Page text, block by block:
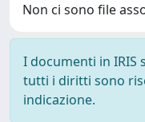
Non ci sono file
I documenti in
tutti i diritti sono
indicazione.